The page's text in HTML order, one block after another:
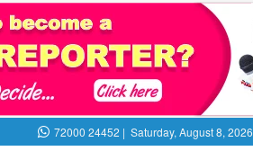
72000 24452 | Saturday, August 8, 2026